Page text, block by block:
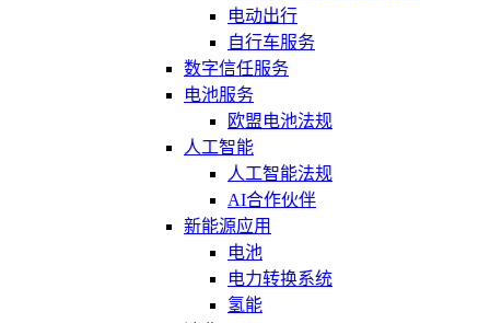
电动出行
自行车服务
数字信任服务
电池服务
欧盟电池法规
人工智能
人工智能法规
AI合作伙伴
新能源应用
电池
电力转换系统
氢能